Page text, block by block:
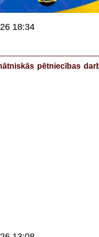
18:34
pētniecības